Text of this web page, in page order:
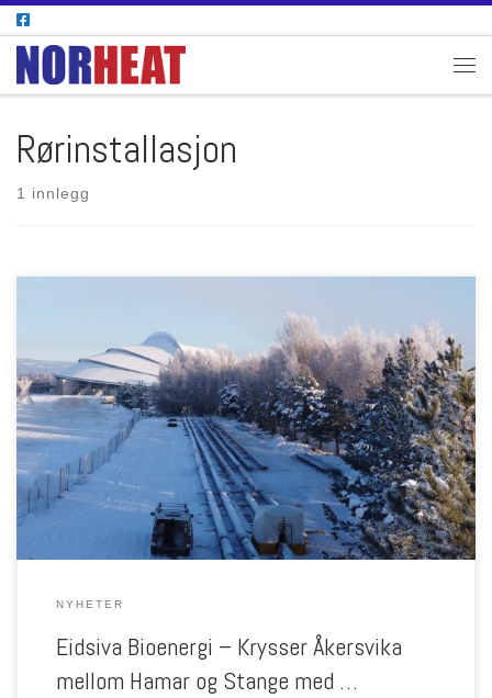
Skip to content
Rørinstallasjon
1 innlegg
Vinteren 2021 deltok Norheat i Eidsiva sitt prosjekt om å legge
fjernvarmerrør tvers over Åkersvika (2200meter fra Vikingskipet til
Ottestad). Fjernvarmerørene ble senket ned i bunnen på åkersvika. Her
ligger rørene ved Vikingskipet, klare for å sveises sammen. Link til
prosjektet: Åkersvika
NYHETER
Eidsiva Bioenergi – Krysser Åkersvika
mellom Hamar og Stange med …